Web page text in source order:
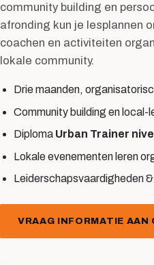
community building en
afronding kun je lesplannen
coachen en activiteiten
lokale community.
Drie maanden,
Community building en local-
Diploma Urban Trainer
Lokale evenementen leren
Leiderschapsvaardigheden &
VRAAG INFORMATIE AAN